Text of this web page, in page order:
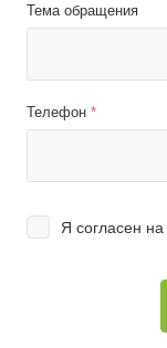
Тема обращения
Телефон *
Я согласен на